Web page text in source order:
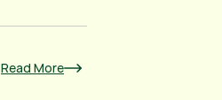
Read More